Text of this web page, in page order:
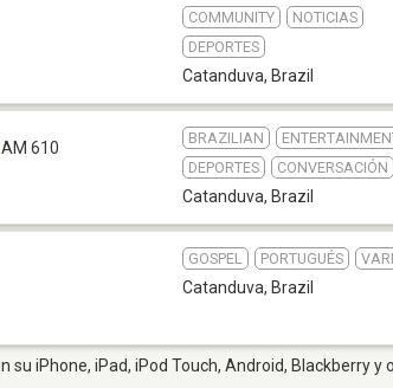
COMMUNITY
NOTICIAS
DEPORTES
Catanduva, Brazil
AM 610
BRAZILIAN
DEPORTES
CONVERSACIÓN
Catanduva, Brazil
GOSPEL PORTUGUÉS
Catanduva, Brazil
su iPhone, iPad, iPod Touch, Android, Blackberry